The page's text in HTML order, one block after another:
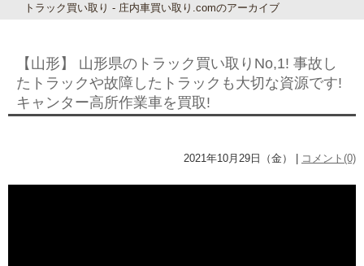
トラック買い取り - 庄内車買い取り.comのアーカイブ
【山形】 山形県のトラック買い取りNo,1! 事故し
たトラックや故障したトラックも大切な資源です!
キャンター高所作業車を買取!
2021年10月29日（金） | コメント(0)